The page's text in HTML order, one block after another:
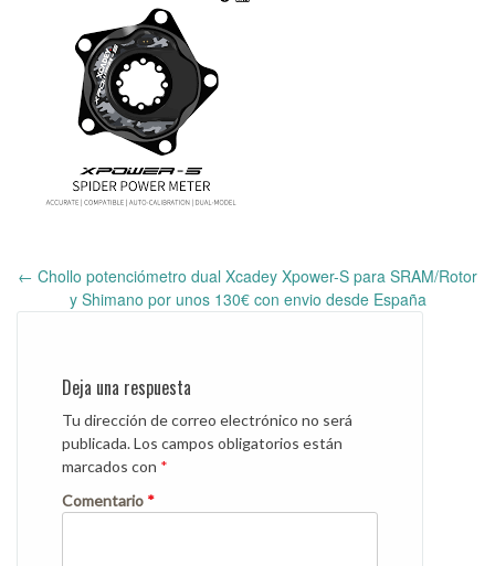
navigation
← Chollo potenciómetro dual Xcadey Xpower-S para SRAM/Rotor
y Shimano por unos 130€ con envio desde España
Deja una respuesta
Tu dirección de correo electrónico no será
publicada.Los campos obligatorios están
marcados con *
Comentario *